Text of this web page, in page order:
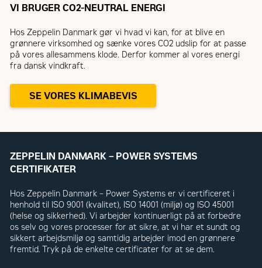
VI BRUGER CO2-NEUTRAL ENERGI
Hos Zeppelin Danmark gør vi hvad vi kan, for at blive en
grønnere virksomhed og sænke vores CO2 udslip for at passe
på vores allesammens klode. Derfor kommer al vores energi
fra dansk vindkraft.
SE VORES KLIMABEVIS
ZEPPELIN DANMARK – POWER SYSTEMS
CERTIFIKATER
Hos Zeppelin Danmark – Power Systems er vi certificeret i
henhold til ISO 9001 (kvalitet), ISO 14001 (miljø) og ISO 45001
(helse og sikkerhed). Vi arbejder kontinuerligt på at forbedre
os selv og vores processer for at sikre, at vi har et sundt og
sikkert arbejdsmiljø og samtidig arbejder imod en grønnere
fremtid. Tryk på de enkelte certificater for at se dem.